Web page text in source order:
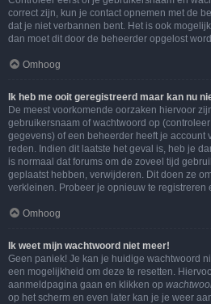
correct zijn, kun je contact opnemen met de
dat je niet verbannen bent. Het is ook
dan moet dit door de beheerder opgelost
Omhoog
Ik heb me ooit geregistreerd maar kan nu
De meest voorkomende oorzaken hiervoor
gebruikersnaam of wachtwoord op
gegevens) of een beheerder heeft je account
reden. Indien dit laatste het geval is, heb je
is normaal dat forums om de zoveel tijd
geplaatst hebben, verwijderen. Dit doen ze
verkleinen. Probeer je opnieuw te registreren
Omhoog
Ik weet mijn wachtwoord niet meer!
Geen paniek! Je kan je huidige wachtwoord
een mogelijkheid om deze te resetten.
aanmeldpagina gaan en klikken op
op het scherm en even later kan je je weer